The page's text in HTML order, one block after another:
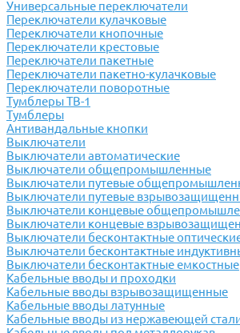
Универсальные переключатели
Переключатели кулачковые
Переключатели кнопочные
Переключатели крестовые
Переключатели пакетные
Переключатели пакетно-кулачковые
Переключатели поворотные
Тумблеры ТВ-1
Тумблеры
Антивандальные кнопки
Выключатели
Выключатели автоматические
Выключатели общепромышленные
Выключатели путевые
Выключатели путевые
Выключатели концевые
Выключатели концевые
Выключатели бесконтактные
Выключатели бесконтактные
Выключатели бесконтактные емкостные
Кабельные вводы и проходки
Кабельные вводы взрывозащищенные
Кабельные вводы латунные
Кабельные вводы из нержавеющей